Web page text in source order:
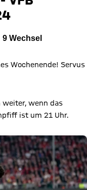
9 Wechsel
Wochenende! Servus
weiter, wenn das
ist um 21 Uhr.